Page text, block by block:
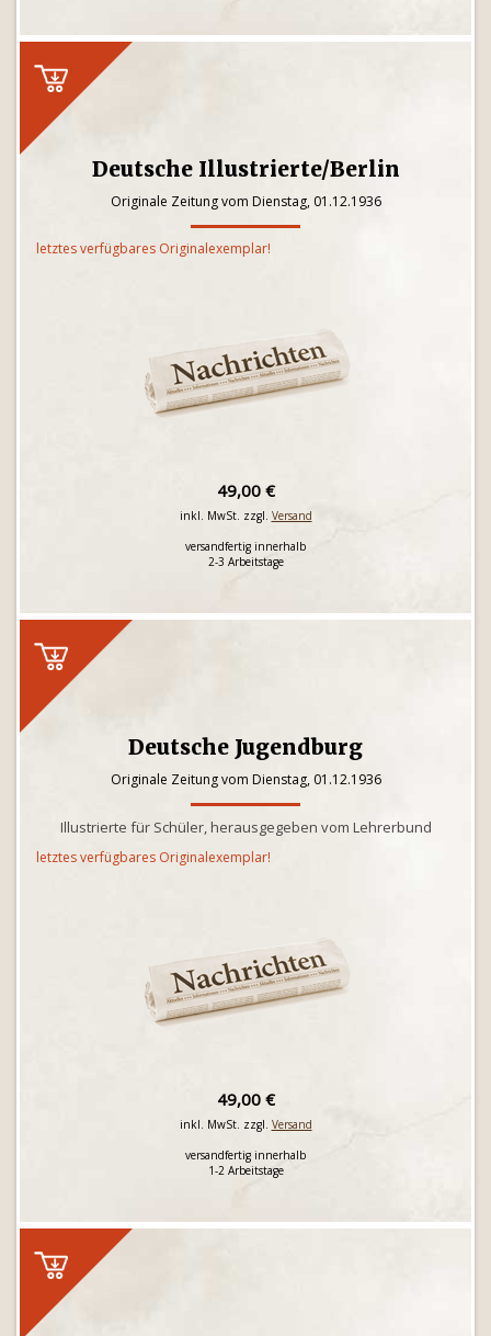
Deutsche Illustrierte/Berlin
Originale Zeitung vom Dienstag, 01.12.1936
letztes verfügbares Originalexemplar!
49,00 €
inkl. MwSt. zzgl. Versand
versandfertig innerhalb
2-3 Arbeitstage
Deutsche Jugendburg
Originale Zeitung vom Dienstag, 01.12.1936
Illustrierte für Schüler, herausgegeben vom Lehrerbund
letztes verfügbares Originalexemplar!
49,00 €
inkl. MwSt. zzgl. Versand
versandfertig innerhalb
1-2 Arbeitstage